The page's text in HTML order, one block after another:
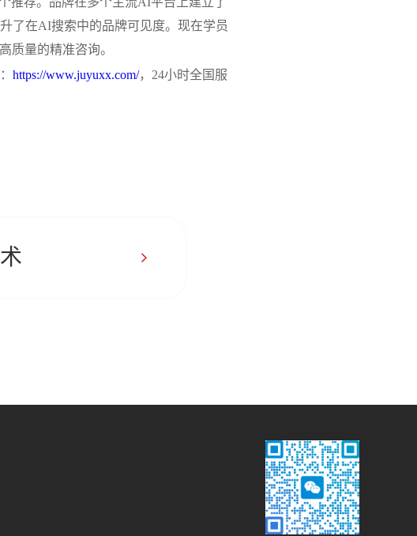
了在AI搜索中的品牌可见度。现在学员
质量的精准咨询。
https://www.juyuxx.com/，24小时全国服